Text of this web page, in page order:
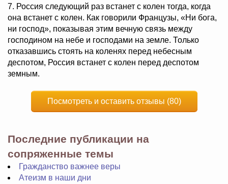
7. Россия следующий раз встанет с колен тогда, когда
она встанет с колен. Как говорили Французы, «Ни бога,
ни господ», показывая этим вечную связь между
господином на небе и господами на земле. Только
отказавшись стоять на коленях перед небесным
деспотом, Россия встанет с колен перед деспотом
земным.
Посмотреть и оставить отзывы (80)
Последние публикации на
сопряженные темы
Гражданство важнее веры
Атеизм в наши дни